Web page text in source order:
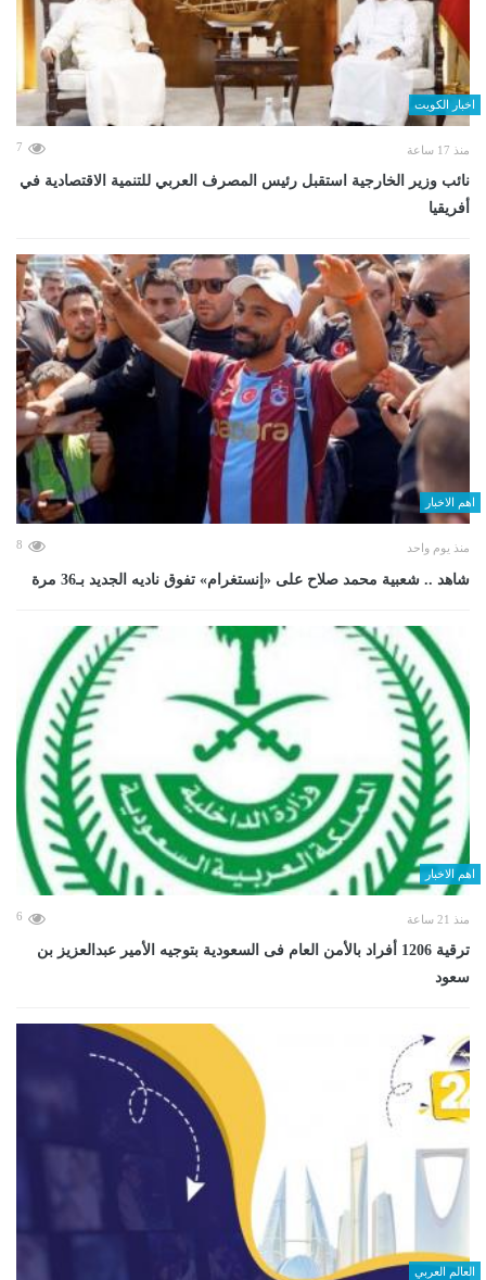
اخبار الكويت
منذ 17 ساعة 7
نائب وزير الخارجية استقبل رئيس المصرف العربي للتنمية الاقتصادية في
أفريقيا
اهم الاخبار
منذ يوم واحد 8
شاهد .. شعبية محمد صلاح على «إنستغرام» تفوق ناديه الجديد بـ36 مرة
اهم الاخبار
منذ 21 ساعة 6
ترقية 1206 أفراد بالأمن العام فى السعودية بتوجيه الأمير عبدالعزيز بن
سعود
العالم العربي